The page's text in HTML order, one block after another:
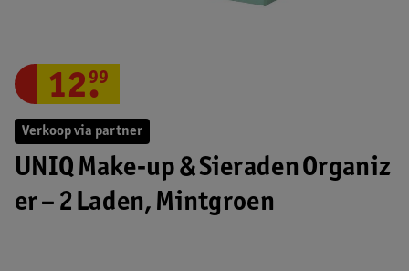
Verkoop via partner
UNIQ Make‑up & Sieraden Organiz
er – 2 Laden, Mintgroen
12.
99